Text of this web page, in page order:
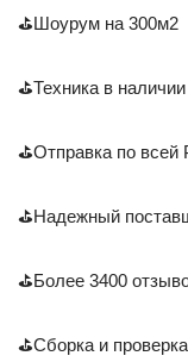
⛳Шоурум на 300м2
⛳Техника в наличии
⛳Отправка по всей
⛳Надежный
⛳Более 3400
⛳Сборка и